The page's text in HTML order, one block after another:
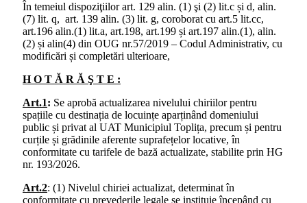
În temeiul dispoziţiilor art. 129 alin. (1) şi (2) lit.c și d, alin.
(7) lit. q, art. 139 alin. (3) lit. g, coroborat cu art.5 lit.cc,
art.196 alin.(1) lit.a, art.198, art.199 și art.197 alin.(1), alin.
(2) și alin(4) din OUG nr.57/2019 – Codul Administrativ, cu
modificări și completări ulterioare,
H O T Ă R Ă Ş T E :
Art.1: Se aprobă actualizarea nivelului chiriilor pentru
spațiile cu destinația de locuințe aparținând domeniului
public și privat al UAT Municipiul Toplița, precum și pentru
curțile și grădinile aferente suprafețelor locative, în
conformitate cu tarifele de bază actualizate, stabilite prin HG
nr. 193/2026.
Art.2: (1) Nivelul chiriei actualizat, determinat în
conformitate cu prevederile legale se instituie începând cu